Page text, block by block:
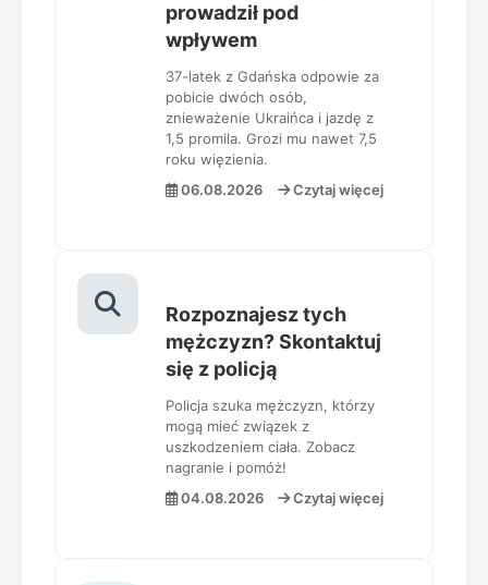
prowadził pod
wpływem
37-latek z Gdańska odpowie za
pobicie dwóch osób,
znieważenie Ukraińca i jazdę z
1,5 promila. Grozi mu nawet 7,5
roku więzienia.
06.08.2026
Czytaj więcej
Rozpoznajesz tych
mężczyzn? Skontaktuj
się z policją
Policja szuka mężczyzn, którzy
mogą mieć związek z
uszkodzeniem ciała. Zobacz
nagranie i pomóż!
04.08.2026
Czytaj więcej